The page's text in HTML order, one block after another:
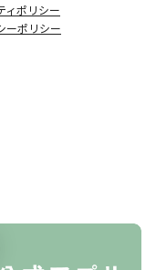
ィポリシー
ーポリシー